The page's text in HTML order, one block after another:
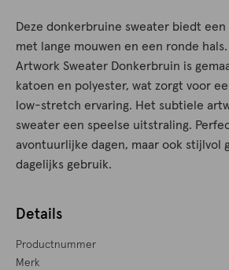
Deze donkerbruine sweater biedt een
met lange mouwen en een ronde
Artwork Sweater Donkerbruin is
katoen en polyester, wat zorgt voor
low-stretch ervaring. Het subtiele
sweater een speelse uitstraling.
avontuurlijke dagen, maar ook stijlvol
dagelijks gebruik.
Details
Productnummer
Merk